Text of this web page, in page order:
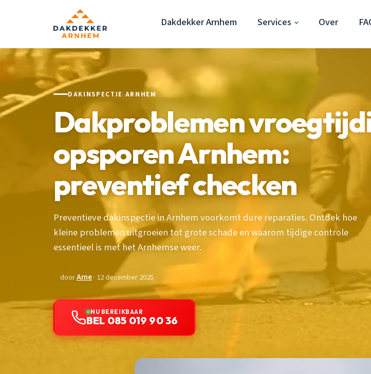
Dakdekker Arnhem Services Over
DAKINSPECTIE ARNHEM
Dakproblemen
opsporen Arnhem:
preventief checken
Preventieve dakinspectie in Arnhem voorkomt dure reparaties. Ontdek hoe
kleine problemen uitgroeien tot grote schade en waarom tijdige controle
essentieel is met het Arnhemse weer.
doorArne· 12 december 2025
NU BEREIKBAAR
BEL 085 019 90 36